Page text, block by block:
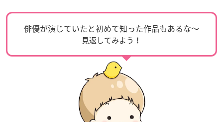
俳優が演じていたと初めて知った作品もあるな〜
見返してみよう！